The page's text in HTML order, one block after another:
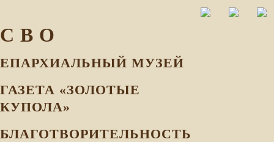
С В О
ЕПАРХИАЛЬНЫЙ МУЗEЙ
ГАЗЕТА «ЗОЛОТЫЕ
КУПОЛА»
БЛАГОТВОРИТЕЛЬНОСТЬ